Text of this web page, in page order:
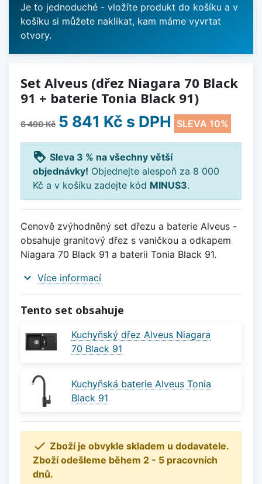
Je to jednoduché - vložíte produkt do košíku a v
košíku si můžete naklikat, kam máme vyvrtat
otvory.
Set Alveus (dřez Niagara 70 Black
91 + baterie Tonia Black 91)
6 490 Kč 5 841 Kč s DPH SLEVA 10%
loyalty Sleva 3 % na všechny větší
objednávky! Objednejte alespoň za 8 000
Kč a v košíku zadejte kód MINUS3.
Cenově zvýhodněný set dřezu a baterie Alveus -
obsahuje granitový dřez s vaničkou a odkapem
Niagara 70 Black 91 a baterii Tonia Black 91.
expand_more Více informací
Tento set obsahuje
Kuchyňský dřez Alveus Niagara
70 Black 91
Kuchyňská baterie Alveus Tonia
Black 91
 Zboží je obvykle skladem u dodavatele.
Zboží odešleme během 2 - 5 pracovních
dnů.